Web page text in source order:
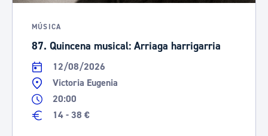
MÚSICA
87. Quincena musical: Arriaga harrigarria
12/08/2026
Victoria Eugenia
20:00
14 - 38 €